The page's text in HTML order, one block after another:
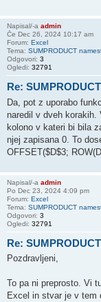
Napisal/-a admin
Če Dec 26, 2024 10:17 am
Forum: Excel
Tema: SUMPRODUCT
Odgovori: 3
Ogledi: 32791
Re:
Da, pot z uporabo
naredil v dveh korakih.
kolono v kateri bi bila
njej zapisana 0. To
OFFSET($D$3;
Napisal/-a admin
Po Dec 23, 2024 4:09 pm
Forum: Excel
Tema: SUMPRODUCT
Odgovori: 3
Ogledi: 32791
Re:
Pozdravljeni,
To pa ni preprosto. Vi
Excel in stvar je v tem